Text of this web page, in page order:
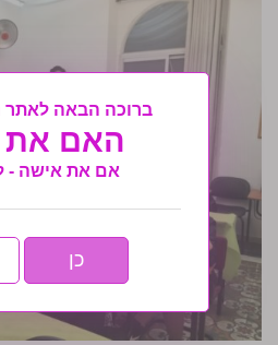
ברוכה הבאה לאתר
האם
אם את אישה -
כן